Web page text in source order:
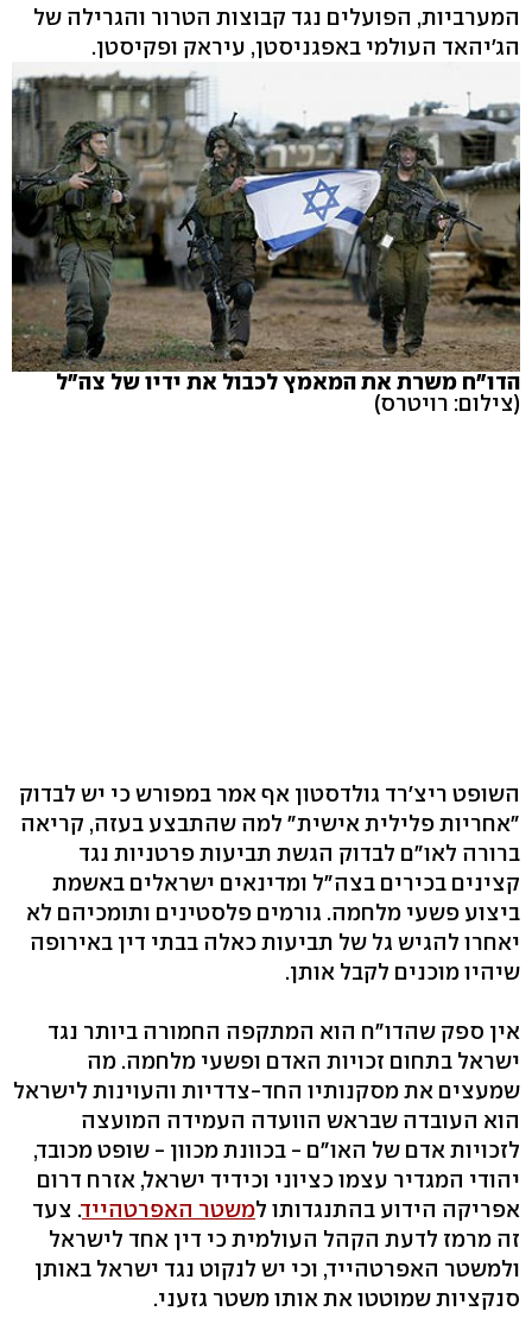
המערביות, הפועלים נגד קבוצות הטרור והגרילה של
הג'יהאד העולמי באפגניסטן, עיראק ופקיסטן.
הדו"ח משרת את המאמץ לכבול את ידיו של צה"ל
(צילום: רויטרס)
השופט ריצ'רד גולדסטון אף אמר במפורש כי יש לבדוק
"אחריות פלילית אישית" למה שהתבצע בעזה, קריאה
ברורה לאו"ם לבדוק הגשת תביעות פרטניות נגד
קצינים בכירים בצה"ל ומדינאים ישראלים באשמת
ביצוע פשעי מלחמה. גורמים פלסטינים ותומכיהם לא
יאחרו להגיש גל של תביעות כאלה בבתי דין באירופה
שיהיו מוכנים לקבל אותן.
אין ספק שהדו"ח הוא המתקפה החמורה ביותר נגד
ישראל בתחום זכויות האדם ופשעי מלחמה. מה
שמעצים את מסקנותיו החד-צדדיות והעוינות לישראל
הוא העובדה שבראש הוועדה העמידה המועצה
לזכויות אדם של האו"ם - בכוונת מכוון - שופט מכובד,
יהודי המגדיר עצמו כציוני וכידיד ישראל, אזרח דרום
אפריקה הידוע בהתנגדותו למשטר האפרטהייד. צעד
זה מרמז לדעת הקהל העולמית כי דין אחד לישראל
ולמשטר האפרטהייד, וכי יש לנקוט נגד ישראל באותן
סנקציות שמוטטו את אותו משטר גזעני.